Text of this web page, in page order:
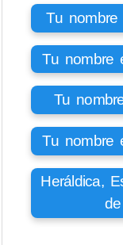
Tu
Tu nombre
Tu
Tu nombre
Heráldica,